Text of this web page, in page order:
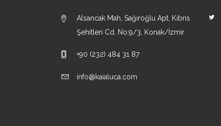
Alsancak Mah, Sağıroğlu Apt, Kıbrıs
Şehitleri Cd. No:9/3, Konak/İzmir
+90 (232) 484 31 87
info@kaialuca.com